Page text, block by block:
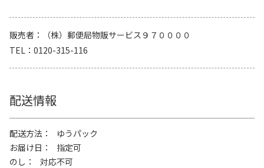
販売者
（株）郵便局物販サービス９７００００
TEL
0120-315-116
配送情報
配送方法
ゆうパック
お届け日
指定可
のし
対応不可